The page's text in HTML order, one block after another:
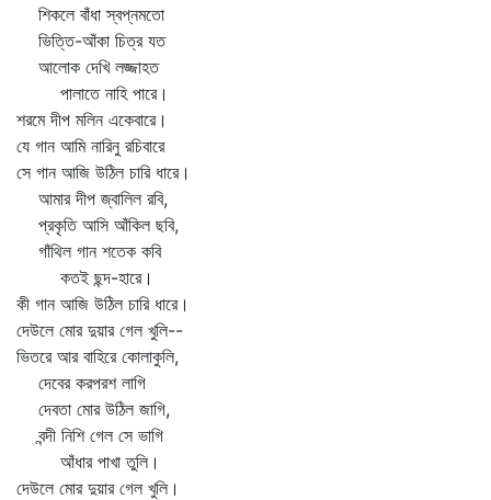
শিকলে বাঁধা স্বপ্নমতো
ভিত্তি-আঁকা চিত্র যত
আলোক দেখি লজ্জাহত
পালাতে নাহি পারে।
শরমে দীপ মলিন একেবারে।
যে গান আমি নারিনু রচিবারে
সে গান আজি উঠিল চারি ধারে।
আমার দীপ জ্বালিল রবি,
প্রকৃতি আসি আঁকিল ছবি,
গাঁথিল গান শতেক কবি
কতই ছন্দ-হারে।
কী গান আজি উঠিল চারি ধারে।
দেউলে মোর দুয়ার গেল খুলি--
ভিতরে আর বাহিরে কোলাকুলি,
দেবের করপরশ লাগি
দেবতা মোর উঠিল জাগি,
বন্দী নিশি গেল সে ভাগি
আঁধার পাখা তুলি।
দেউলে মোর দুয়ার গেল খুলি।